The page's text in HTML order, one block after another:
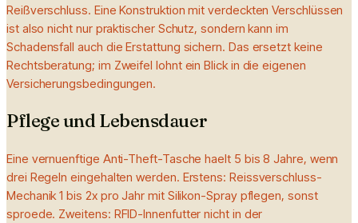
Reißverschluss. Eine Konstruktion mit verdeckten Verschlüssen
ist also nicht nur praktischer Schutz, sondern kann im
Schadensfall auch die Erstattung sichern. Das ersetzt keine
Rechtsberatung; im Zweifel lohnt ein Blick in die eigenen
Versicherungsbedingungen.
Pflege und Lebensdauer
Eine vernuenftige Anti-Theft-Tasche haelt 5 bis 8 Jahre, wenn
drei Regeln eingehalten werden. Erstens: Reissverschluss-
Mechanik 1 bis 2x pro Jahr mit Silikon-Spray pflegen, sonst
sproede. Zweitens: RFID-Innenfutter nicht in der